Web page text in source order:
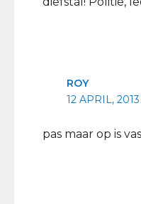
ROY
12 APRIL, 2013
pas maar op is